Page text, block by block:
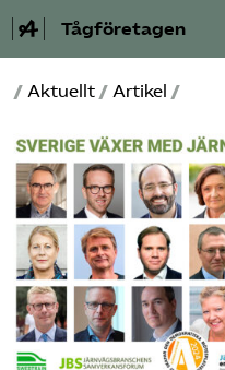
Tågföretagen
Aktuellt
Reformagenda för
Våra frågor
Aktiviteter
Om oss
/ Aktuellt / Artikel /